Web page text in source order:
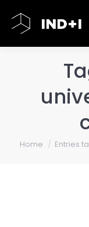
You are here:
Home Entries